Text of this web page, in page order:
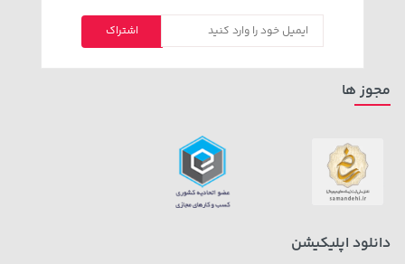
خرید
5,630,000 توماناشتراک
مجوز ها
دانلود اپلیکیشن